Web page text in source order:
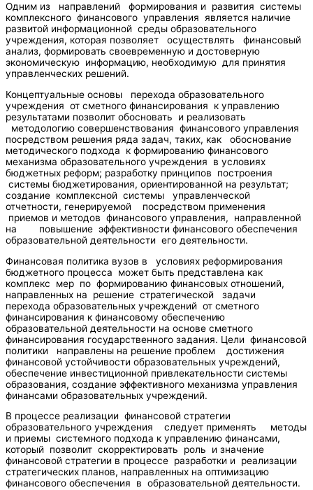
Одним из направлений формирования и развития системы
комплексного финансового управления является наличие
развитой информационной среды образовательного
учреждения, которая позволяет осуществлять финансовый
анализ, формировать своевременную и достоверную
экономическую информацию, необходимую для принятия
управленческих решений.
Концептуальные основы перехода образовательного
учреждения от сметного финансирования к управлению
результатами позволит обосновать и реализовать
методологию совершенствования финансового управления
посредством решения ряда задач, таких, как обоснование
методического подхода к формированию финансового
механизма образовательного учреждения в условиях
бюджетных реформ; разработку принципов построения
системы бюджетирования, ориентированной на результат;
создание комплексной системы управленческой
отчетности, генерируемой посредством применения
приемов и методов финансового управления, направленной
на повышение эффективности финансового обеспечения
образовательной деятельности его деятельности.
Финансовая политика вузов в условиях реформирования
бюджетного процесса может быть представлена как
комплекс мер по формированию финансовых отношений,
направленных на решение стратегической задачи
перехода образовательных учреждений от сметного
финансирования к финансовому обеспечению
образовательной деятельности на основе сметного
финансирования государственного задания. Цели финансовой
политики направлены на решение проблем достижения
финансовой устойчивости образовательных учреждений,
обеспечение инвестиционной привлекательности системы
образования, создание эффективного механизма управления
финансами образовательных учреждений.
В процессе реализации финансовой стратегии
образовательного учреждения следует применять методы
и приемы системного подхода к управлению финансами,
который позволит скорректировать роль и значение
финансовой стратегии в процессе разработки и реализации
стратегических планов, направленных на оптимизацию
финансового обеспечения в образовательной деятельности.